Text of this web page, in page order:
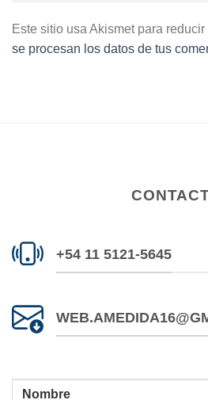
Este sitio usa Akismet para reducir
se procesan los datos de tus
+54 11 5121-5645